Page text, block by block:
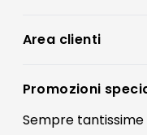
Condizioni di vendita
Preferenze Cookies
Termini e condizioni
Area clienti
Registrati
Il mio account
Promozioni
Sempre tantissime